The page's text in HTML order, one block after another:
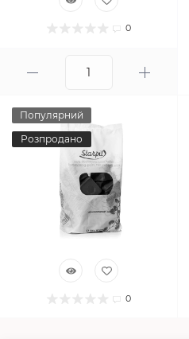
0
Популярний
Розпродано
0